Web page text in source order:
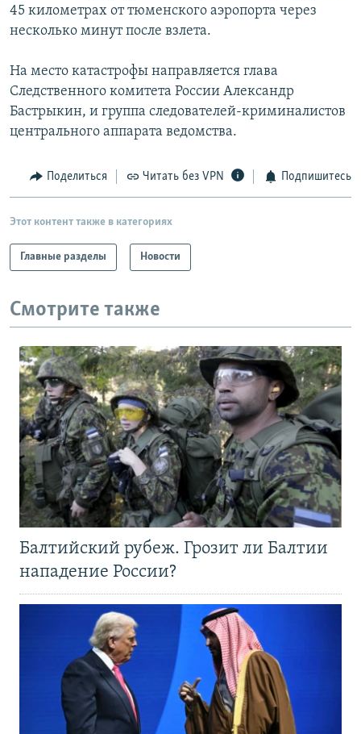
45 километрах от тюменского аэропорта через
несколько минут после взлета.
На место катастрофы направляется глава
Следственного комитета России Александр
Бастрыкин, и группа следователей-криминалистов
центрального аппарата ведомства.
Поделиться Читать без VPN Подпишитесь
Этот контент также в категориях
Главные разделы Новости
Смотрите также
Балтийский рубеж. Грозит ли Балтии
нападение России?